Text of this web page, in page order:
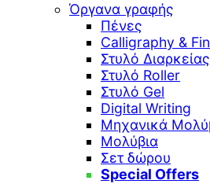
Όργανα γραφής
Πένες
Calligraphy &
Στυλό Διαρκείας
Στυλό Roller
Στυλό Gel
Digital Writing
Μηχανικά
Μολύβια
Σετ δώρου
Special Offers